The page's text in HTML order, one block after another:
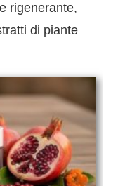
rigenerante,
di piante